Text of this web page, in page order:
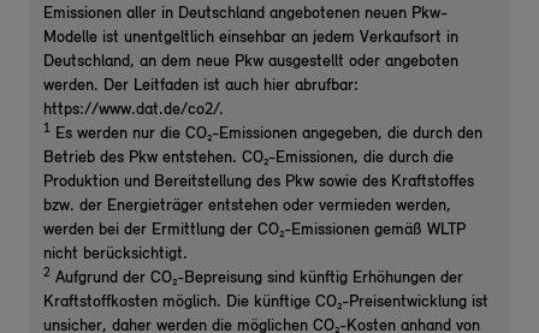
Emissionen aller in Deutschland angebotenen neuen Pkw-
Modelle ist unentgeltlich einsehbar an jedem Verkaufsort in
Deutschland, an dem neue Pkw ausgestellt oder angeboten
werden. Der Leitfaden ist auch hier abrufbar:
https://www.dat.de/co2/.
1 Es werden nur die CO₂-Emissionen angegeben, die durch den
Betrieb des Pkw entstehen. CO₂-Emissionen, die durch die
Produktion und Bereitstellung des Pkw sowie des Kraftstoffes
bzw. der Energieträger entstehen oder vermieden werden,
werden bei der Ermittlung der CO₂-Emissionen gemäß WLTP
nicht berücksichtigt.
2 Aufgrund der CO₂-Bepreisung sind künftig Erhöhungen der
Kraftstoffkosten möglich. Die künftige CO₂-Preisentwicklung ist
unsicher, daher werden die möglichen CO₂-Kosten anhand von